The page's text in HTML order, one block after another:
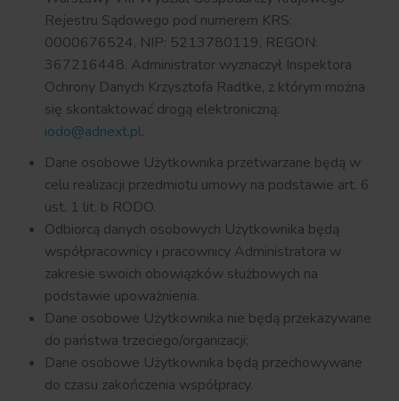
Rejestru Sądowego pod numerem KRS:
0000676524, NIP: 5213780119, REGON:
367216448. Administrator wyznaczył Inspektora
Ochrony Danych Krzysztofa Radtke, z którym można
się skontaktować drogą elektroniczną:
iodo@adnext.pl.
Dane osobowe Użytkownika przetwarzane będą w
celu realizacji przedmiotu umowy na podstawie art. 6
ust. 1 lit. b RODO.
Odbiorcą danych osobowych Użytkownika będą
współpracownicy i pracownicy Administratora w
zakresie swoich obowiązków służbowych na
podstawie upoważnienia.
Dane osobowe Użytkownika nie będą przekazywane
do państwa trzeciego/organizacji;
Dane osobowe Użytkownika będą przechowywane
do czasu zakończenia współpracy.